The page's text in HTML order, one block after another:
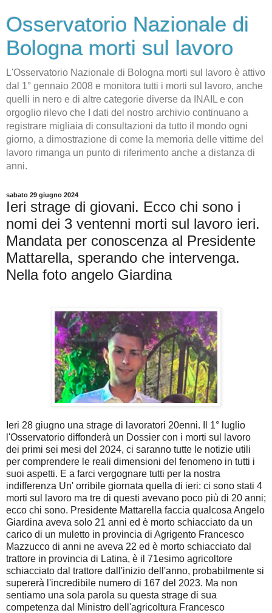
Osservatorio Nazionale di
Bologna morti sul lavoro
L'Osservatorio Nazionale di Bologna morti sul lavoro è attivo
dal 1° gennaio 2008 e monitora tutti i morti sul lavoro, anche
quelli in nero e di altre categorie diverse da INAIL e con
orgoglio rilevo che I dati del nostro archivio continuano a
registrare migliaia di consultazioni da tutto il mondo ogni
giorno, a dimostrazione di come la memoria delle vittime del
lavoro rimanga un punto di riferimento anche a distanza di
anni.
sabato 29 giugno 2024
Ieri strage di giovani. Ecco chi sono i
nomi dei 3 ventenni morti sul lavoro ieri.
Mandata per conoscenza al Presidente
Mattarella, sperando che intervenga.
Nella foto angelo Giardina
Ieri 28 giugno una strage di lavoratori 20enni. Il 1° luglio
l'Osservatorio diffonderà un Dossier con i morti sul lavoro
dei primi sei mesi del 2024, ci saranno tutte le notizie utili
per comprendere le reali dimensioni del fenomeno in tutti i
suoi aspetti. E a farci vergognare tutti per la nostra
indifferenza Un' orribile giornata quella di ieri: ci sono stati 4
morti sul lavoro ma tre di questi avevano poco più di 20 anni;
ecco chi sono. Presidente Mattarella faccia qualcosa Angelo
Giardina aveva solo 21 anni ed è morto schiacciato da un
carico di un muletto in provincia di Agrigento Francesco
Mazzucco di anni ne aveva 22 ed è morto schiacciato dal
trattore in provincia di Latina, è il 71esimo agricoltore
schiacciato dal trattore dall'inizio dell'anno, probabilmente si
supererà l'incredibile numero di 167 del 2023. Ma non
sentiamo una sola parola su questa strage di sua
competenza dal Ministro dell'agricoltura Francesco